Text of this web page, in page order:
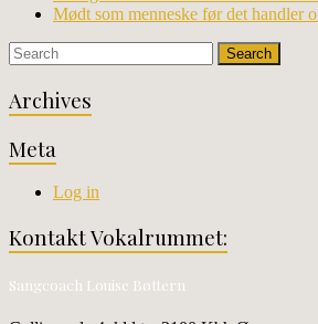
Mødt som menneske før det handler
Archives
Meta
Log in
Kontakt Vokalrummet:
Sangcoach Louise Bøttern